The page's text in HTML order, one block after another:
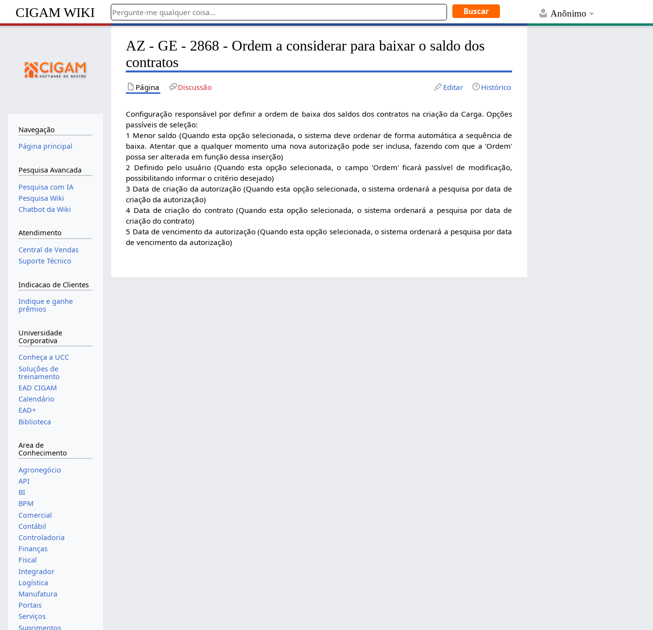
Anônimo
CIGAM WIKI
AZ - GE - 2868 - Ordem a considerar para baixar o saldo dos
contratos
Página Discussão Editar Histórico
Configuração responsável por definir a ordem de baixa dos saldos dos contratos na criação da Carga. Opções
passíveis de seleção:
1 Menor saldo (Quando esta opção selecionada, o sistema deve ordenar de forma automática a sequência de
baixa. Atentar que a qualquer momento uma nova autorização pode ser inclusa, fazendo com que a 'Ordem'
possa ser alterada em função dessa inserção)
2 Definido pelo usuário (Quando esta opção selecionada, o campo 'Ordem' ficará passível de modificação,
possibilitando informar o critério desejado)
3 Data de criação da autorização (Quando esta opção selecionada, o sistema ordenará a pesquisa por data de
criação da autorização)
4 Data de criação do contrato (Quando esta opção selecionada, o sistema ordenará a pesquisa por data de
criação do contrato)
5 Data de vencimento da autorização (Quando esta opção selecionada, o sistema ordenará a pesquisa por data
de vencimento da autorização)
Navegação
Página principal
Pesquisa Avancada
Pesquisa com IA
Pesquisa Wiki
Chatbot da Wiki
Atendimento
Central de Vendas
Suporte Técnico
Indicacao de Clientes
Indique e ganhe
prêmios
Universidade
Corporativa
Conheça a UCC
Soluções de
treinamento
EAD CIGAM
Calendário
EAD+
Biblioteca
Area de
Conhecimento
Agronegócio
API
BI
BPM
Comercial
Contábil
Controladoria
Finanças
Fiscal
Integrador
Logística
Manufatura
Portais
Serviços
Suprimentos